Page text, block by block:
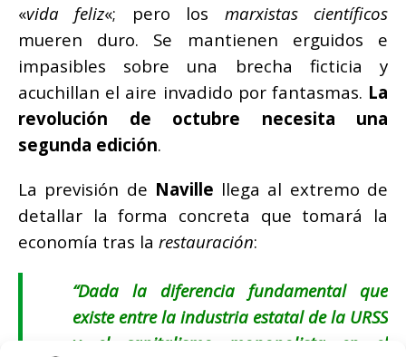
«vida feliz«; pero los marxistas científicos
mueren duro. Se mantienen erguidos e
impasibles sobre una brecha ficticia y
acuchillan el aire invadido por fantasmas. La
revolución de octubre necesita una
segunda edición.
La previsión de Naville llega al extremo de
detallar la forma concreta que tomará la
economía tras la restauración:
“Dada la diferencia fundamental que
existe entre la industria estatal de la URSS
y el capitalismo monopolista en el